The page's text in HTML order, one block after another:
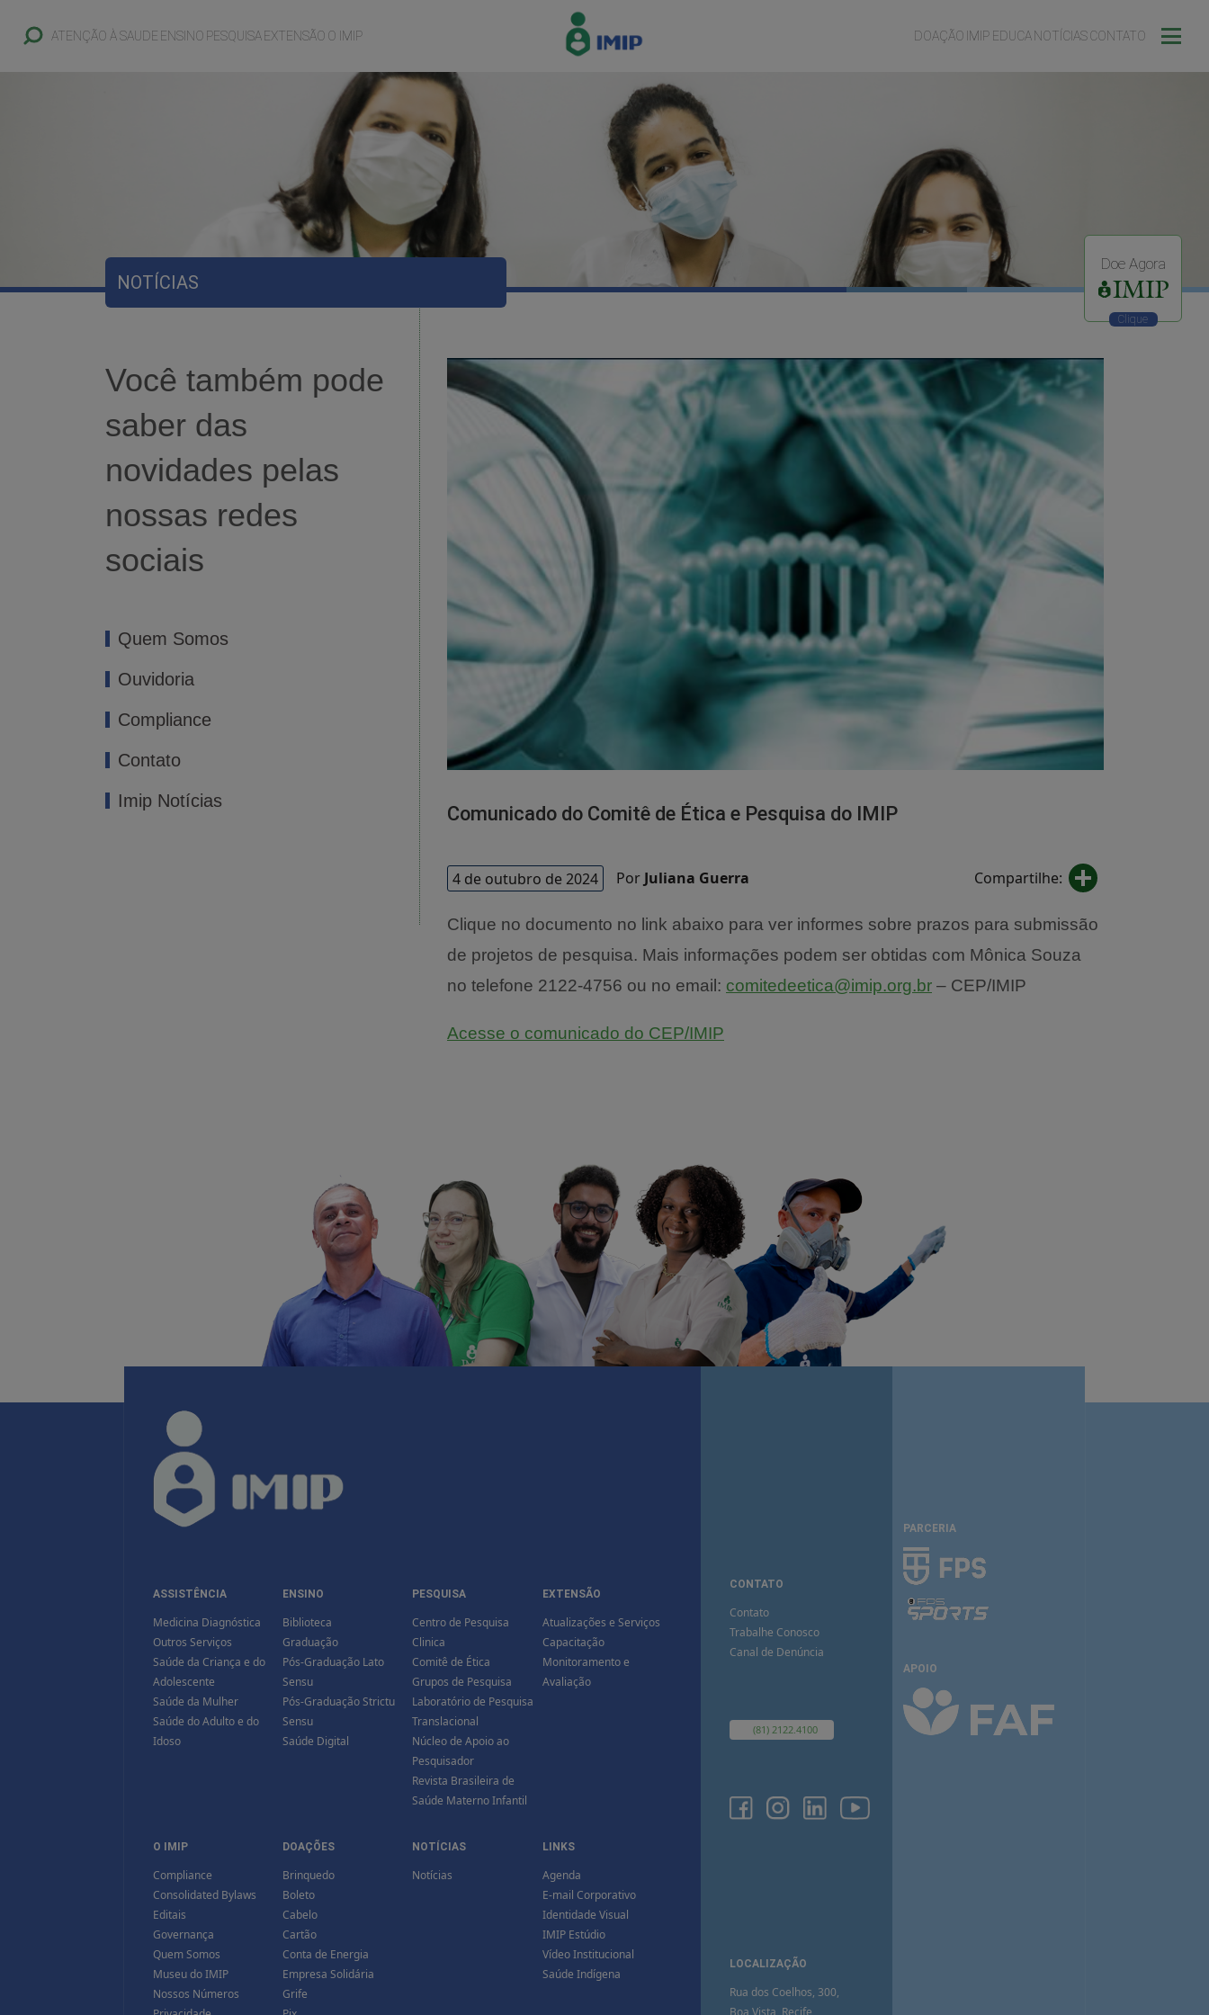
ATENÇÃO À SAUDE ENSINO PESQUISAEXTENSÃO O IMIP DOAÇÃO IMIP EDUCANOTÍCIASCONTATO
NOTÍCIAS
Doe Agora
Você também pode
saber das
novidades pelas
nossas redes
sociais
Quem Somos
Ouvidoria
Compliance
Contato
Imip Notícias
Comunicado do Comitê de Ética e Pesquisa do IMIP
4 de outubro de 2024 Por Juliana Guerra Compartilhe:
Clique no documento no link abaixo para ver informes sobre prazos para submissão
de projetos de pesquisa. Mais informações podem ser obtidas com Mônica Souza
no telefone 2122-4756 ou no email: comitedeetica@imip.org.br – CEP/IMIP
Acesse o comunicado do CEP/IMIP
ASSISTÊNCIA
Medicina Diagnóstica
Outros Serviços
Saúde da Criança e do
Adolescente
Saúde da Mulher
Saúde do Adulto e do
Idoso
ENSINO
Biblioteca
Graduação
Pós-Graduação Lato
Sensu
Pós-Graduação Strictu
Sensu
Saúde Digital
PESQUISA
Centro de Pesquisa
Clinica
Comitê de Ética
Grupos de Pesquisa
Laboratório de Pesquisa
Translacional
Núcleo de Apoio ao
Pesquisador
Revista Brasileira de
Saúde Materno Infantil
EXTENSÃO
Atualizações e Serviços
Capacitação
Monitoramento e
Avaliação
O IMIP
Compliance
Consolidated Bylaws
Editais
Governança
Quem Somos
Museu do IMIP
Nossos Números
DOAÇÕES
Brinquedo
Boleto
Cabelo
Cartão
Conta de Energia
Empresa Solidária
Grife
NOTÍCIAS
Notícias
LINKS
Agenda
E-mail Corporativo
Identidade Visual
IMIP Estúdio
Vídeo Institucional
Saúde Indígena
CONTATO
Contato
Trabalhe Conosco
Canal de Denúncia
(81) 2122.4100
LOCALIZAÇÃO
Rua dos Coelhos, 300,
Boa Vista, Recife,
PARCERIA
APOIO